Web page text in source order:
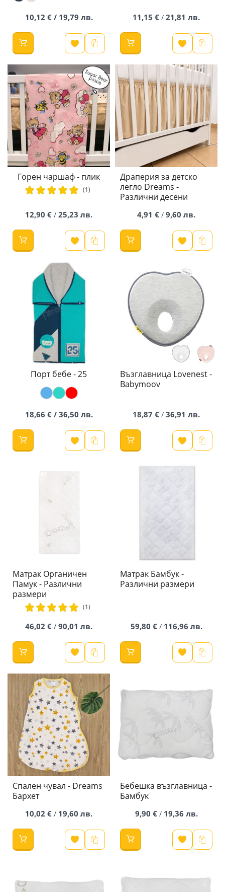
10,12 € / 19,79 лв. 11,15 € / 21,81 лв.
Горен чаршаф - плик
рейтинг:
(1)
12,90 € / 25,23 лв.
Драперия за детско
легло Dreams -
Различни десени
4,91 € / 9,60 лв.
Порт бебе - 25
18,66 € / 36,50 лв.
Възглавница Lovenest -
Babymoov
18,87 € / 36,91 лв.
Preorder
Матрак Органичен
Памук - Различни
размери
рейтинг:
(1)
46,02 € / 90,01 лв.
Матрак Бамбук -
Различни размери
59,80 €/ 116,96 лв.
Спален чувал - Dreams
Бархет
10,02 € / 19,60 лв.
Бебешка възглавница -
Бамбук
9,90 €/ 19,36 лв.